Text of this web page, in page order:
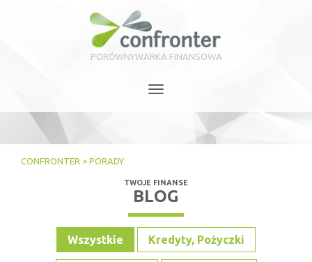
PORÓWNYWARKA FINANSOWA
navigation
CONFRONTER > PORADY
TWOJE FINANSE
BLOG
Wszystkie Kredyty, Pożyczki